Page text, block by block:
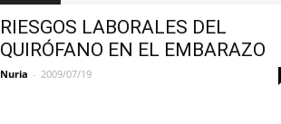
RIESGOS LABORALES DEL
QUIRÓFANO EN EL EMBARAZO
Nuria - 2009/07/19